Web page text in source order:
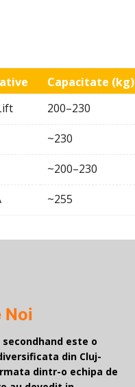
Capacitate (kg)
200–230
~230
~200–230
~255
Noi
este o
din Cluj-
dintr-o echipa de